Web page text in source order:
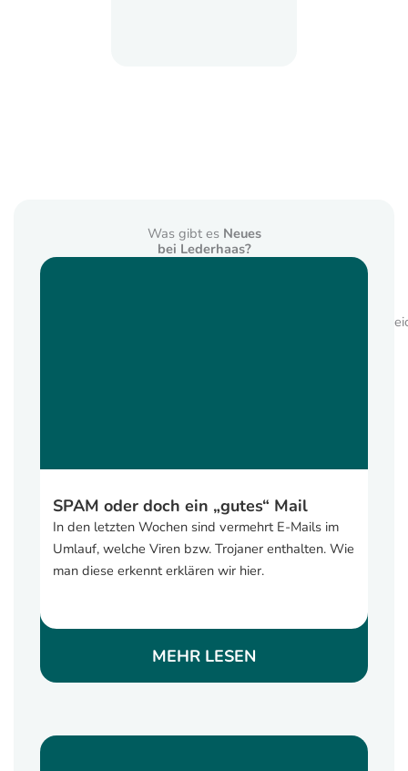
Was gibt es Neues
bei Lederhaas?
SPAM oder doch ein „gutes“ Mail
In den letzten Wochen sind vermehrt E-Mails im
Umlauf, welche Viren bzw. Trojaner enthalten. Wie
man diese erkennt erklären wir hier.
MEHR LESEN